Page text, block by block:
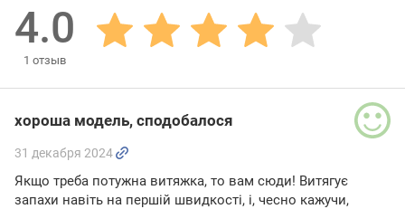
4.0
1 отзыв
хороша модель, сподобалося
31 декабря 2024
Якщо треба потужна витяжка, то вам сюди! Витягує
запахи навіть на першій швидкості, і, чесно кажучи,